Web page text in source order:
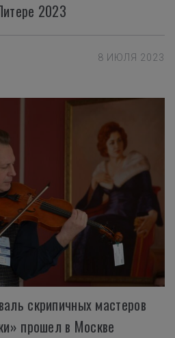
2023
8 ИЮЛЯ 2023
скрипичных мастеров
прошел в Москве